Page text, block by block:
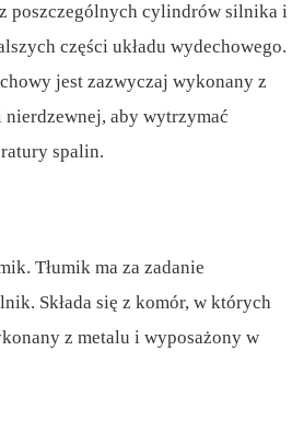
poszczególnych cylindrów silnika i
części układu wydechowego.
jest zazwyczaj wykonany z
aby wytrzymać
spalin.
Tłumik ma za zadanie
Składa się z komór, w których
z metalu i wyposażony w